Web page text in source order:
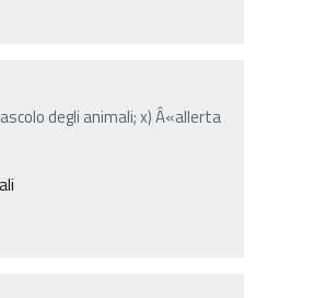
degli animali; x) Â«allerta